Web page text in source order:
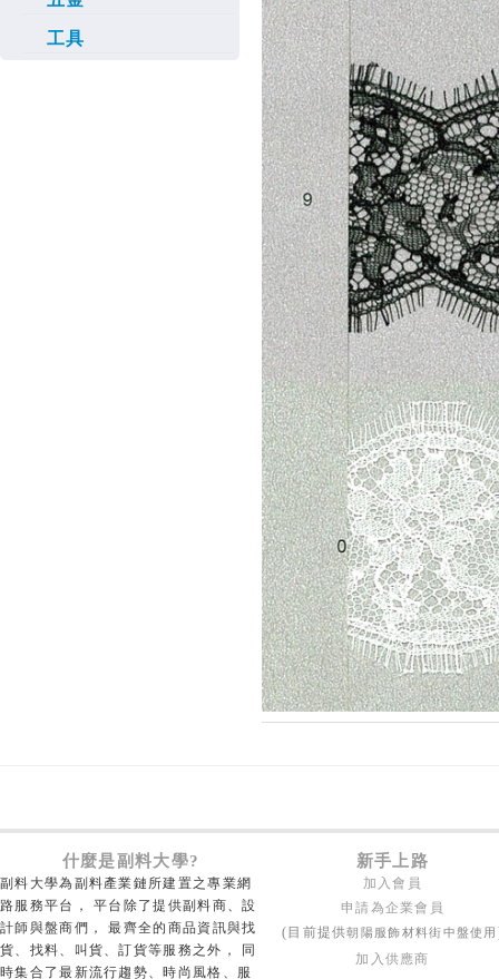
工具
什麼是副料大學? 新手上路
副料大學為副料產業鏈所建置之專業網
路服務平台， 平台除了提供副料商、設
計師與盤商們， 最齊全的商品資訊與找
貨、找料、叫貨、訂貨等服務之外， 同
時集合了最新流行趨勢、時尚風格、服
加入會員
申請為企業會員
(目前提供朝陽服飾材料街中盤使用
加入供應商